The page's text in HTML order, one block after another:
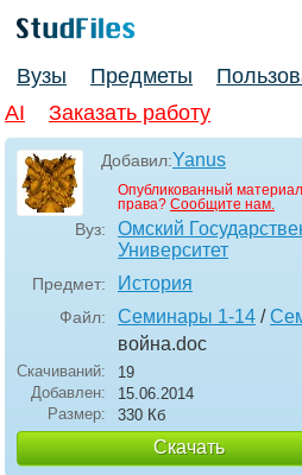
Вузы Предметы
AI
Заказать работу
Добавил:Yanus
Опубликованный
права? Сообщите нам.
Вуз:
Омский
Университет
Предмет: История
Файл: Семинары 1-14 /
война.doc
Скачиваний:
19
Добавлен:
15.06.2014
Размер:
330 Кб
Скачать